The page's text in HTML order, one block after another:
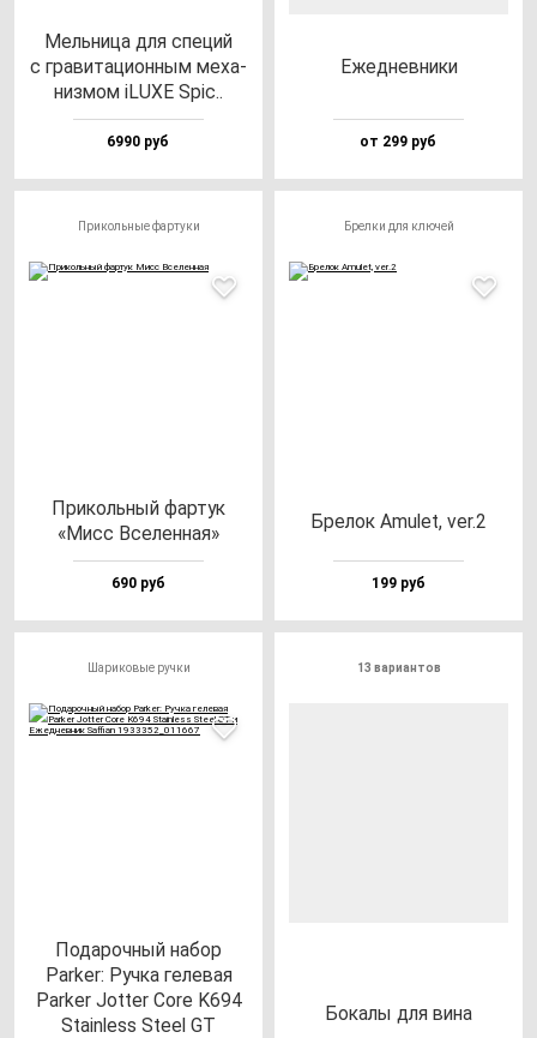
Мель­ни­ца для спе­ций
с гра­ви­та­ци­он­ным ме­ха­
низ­мом iLUXE Spic..
6990 руб
Ежед­нев­ни­ки
от 299 руб
Прикольные фартуки
При­коль­ный фар­тук
«Мисс Все­лен­ная»
690 руб
Брелки для ключей
Бре­лок Amu­let, ver.2
199 руб
Шариковые ручки
Подарочный набор
Parker: Ручка гелевая
Parker Jotter Core K694
Stainless Steel GT
13 вариантов
Бока­лы для ви­на